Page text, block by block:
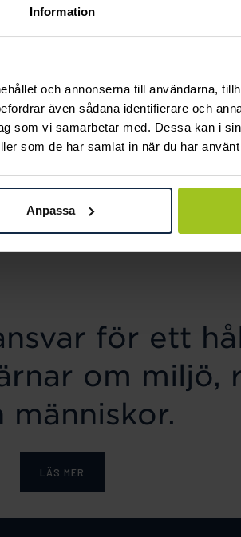
Information
och annonserna till användarna,
även sådana identifierare och
som vi samarbetar med. Dessa kan i
som de har samlat in när du har
Anpassa
Three major halsband
Pris
1 770 kr
för ett
om miljö,
människor.
LÄS MER